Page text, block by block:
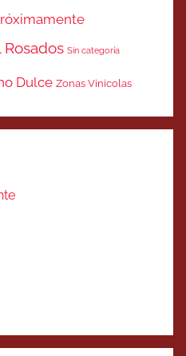
Rosados Sin categoría
Dulce Zonas Vinicolas